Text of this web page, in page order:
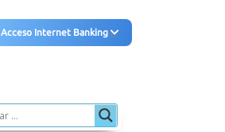
Acceso Internet Banking